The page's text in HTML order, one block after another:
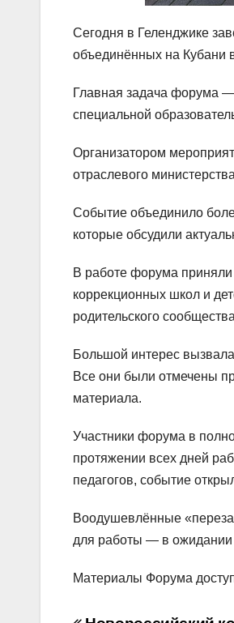
Сегодня в Геленджике
объединённых на Кубани
Главная задача форума
специальной
Организатором
отраслевого
Событие объединило
которые обсудили
В работе форума
коррекционных школ и
родительского
Большой интерес
Все они были отмечены
материала.
Участники форума в
протяжении всех дней
педагогов, событие
Воодушевлённые
для работы — в ожидании
Материалы Форума